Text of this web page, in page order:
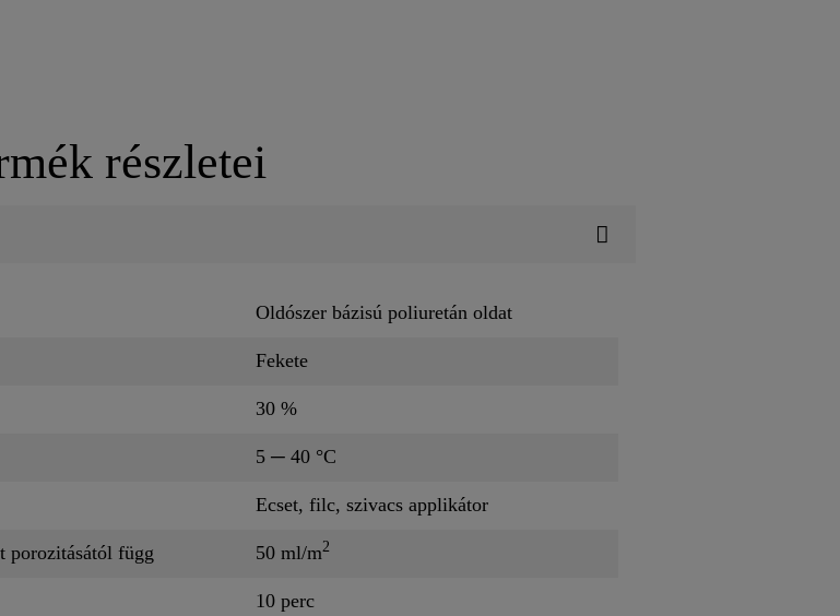
részletei
Oldószer bázisú poliuretán oldat
Fekete
30 %
5 ─ 40 °C
Ecset, filc, szivacs applikátor
porozitásától függ 50 ml/m2
10 perc